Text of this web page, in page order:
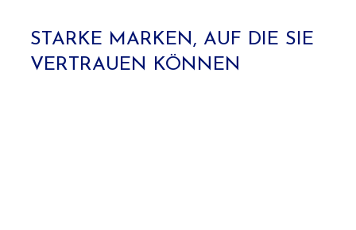
STARKE MARKEN, AUF DIE SIE
VERTRAUEN KÖNNEN